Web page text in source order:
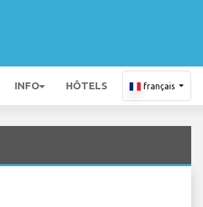
INFO HÔTELS français